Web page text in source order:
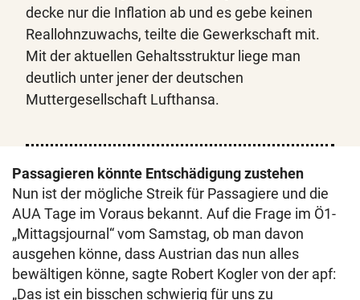
decke nur die Inflation ab und es gebe keinen
Reallohnzuwachs, teilte die Gewerkschaft mit.
Mit der aktuellen Gehaltsstruktur liege man
deutlich unter jener der deutschen
Muttergesellschaft Lufthansa.
Passagieren könnte Entschädigung zustehen
Nun ist der mögliche Streik für Passagiere und die
AUA Tage im Voraus bekannt. Auf die Frage im Ö1-
„Mittagsjournal“ vom Samstag, ob man davon
ausgehen könne, dass Austrian das nun alles
bewältigen könne, sagte Robert Kogler von der apf:
„Das ist ein bisschen schwierig für uns zu